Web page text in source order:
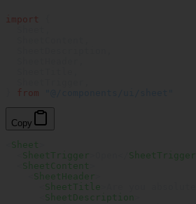
import
from
Copy
Sheet
SheetTrigger SheetTrigger
SheetContent
SheetHeader
SheetTitle
SheetDescription